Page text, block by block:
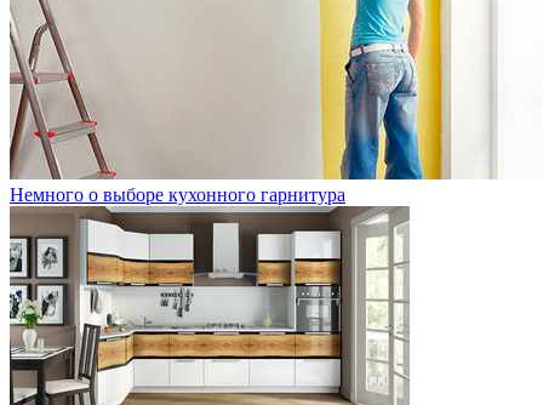
Немного о выборе кухонного гарнитура